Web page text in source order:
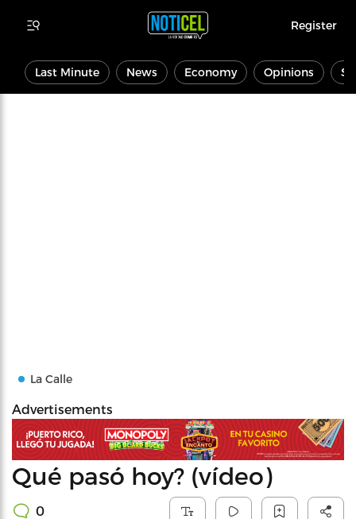
Register
Last Minute News Economy Opinions
La Calle
Advertisements
Qué pasó hoy? (vídeo)
0